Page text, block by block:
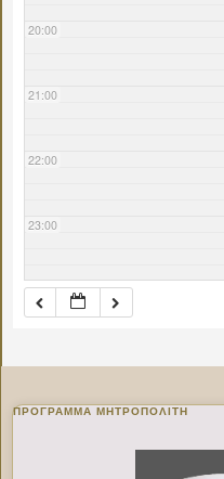
20:00
21:00
22:00
23:00
ΠΡΌΓΡΑΜΜΑ ΜΗΤΡΟΠΟΛΊΤΗ